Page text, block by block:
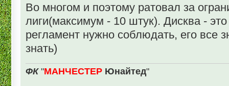
Во многом и поэтому ратовал за
лиги(максимум - 10 штук). Дисква -
регламент нужно соблюдать, его
знать)
ФК"МАНЧЕСТЕР Юнайтед"